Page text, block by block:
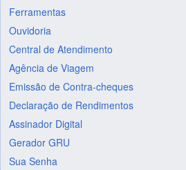
Ferramentas
Ouvidoria
Central de Atendimento
Agência de Viagem
Emissão de Contra-cheques
Declaração de Rendimentos
Assinador Digital
Gerador GRU
Sua Senha